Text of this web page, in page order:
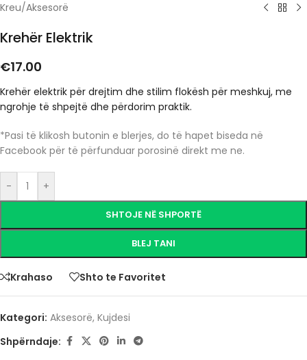
Kreu/Aksesorë
Krehër Elektrik
€17.00
Krehër elektrik për drejtim dhe stilim flokësh për meshkuj, me
ngrohje të shpejtë dhe përdorim praktik.
*Pasi të klikosh butonin e blerjes, do të hapet biseda në
Facebook për të përfunduar porosinë direkt me ne.
- +
SHTOJE NË SHPORTË
BLEJ TANI
Krahaso Shto te Favoritet
Kategori: Aksesorë, Kujdesi
Shpërndaje: